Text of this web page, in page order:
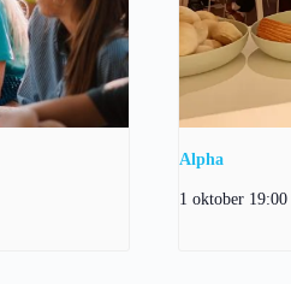
Alpha
1 oktober 19:00